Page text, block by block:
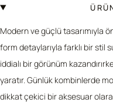
Modern ve güçlü tasarımıyla
form detaylarıyla farklı bir stil
iddialı bir görünüm
yaratır. Günlük kombinlerde
dikkat çekici bir aksesuar